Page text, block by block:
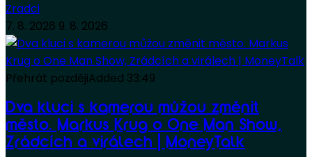
Zradci
7. 8. 2026 9. 8. 2026
Přehrát pozdějiAdded 33:49
Dva kluci s kamerou můžou změnit
město. Markus Krug o One Man Show,
Zrádcích a virálech | MoneyTalk